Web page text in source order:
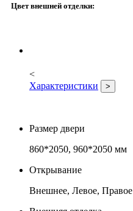
Цвет внешней отделки:
<
Характеристики
>
Размер двери
860*2050, 960*2050 мм
Открывание
Внешнее, Левое, Правое